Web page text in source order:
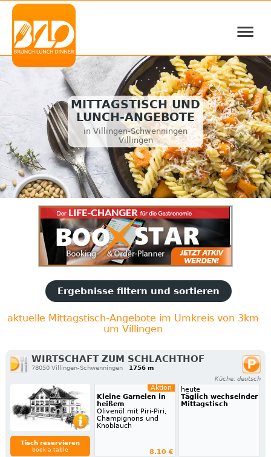
≡
MITTAGSTISCH UND
LUNCH-ANGEBOTE
in Villingen-Schwenningen
Villingen
Ergebnisse filtern und sortieren
aktuelle Mittagstisch-Angebote im Umkreis von 3km
um Villingen
WIRTSCHAFT ZUM SCHLACHTHOF
78050 Villingen-Schwenningen
1756 m
Küche: deutsch
Tisch reservieren
book a table
Aktion
Kleine Garnelen in
heißem
Olivenöl mit Piri-Piri,
Champignons und
Knoblauch
8.10 €
heute
Täglich wechselnder
Mittagstisch